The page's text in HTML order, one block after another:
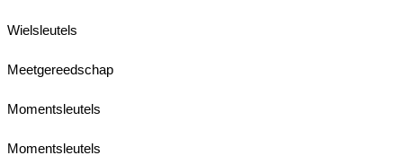
Wielsleutels
Meetgereedschap
Momentsleutels
Momentsleutels